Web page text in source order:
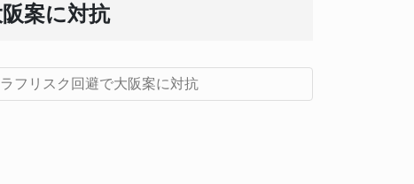
案に対抗
フリスク回避で大阪案に対抗